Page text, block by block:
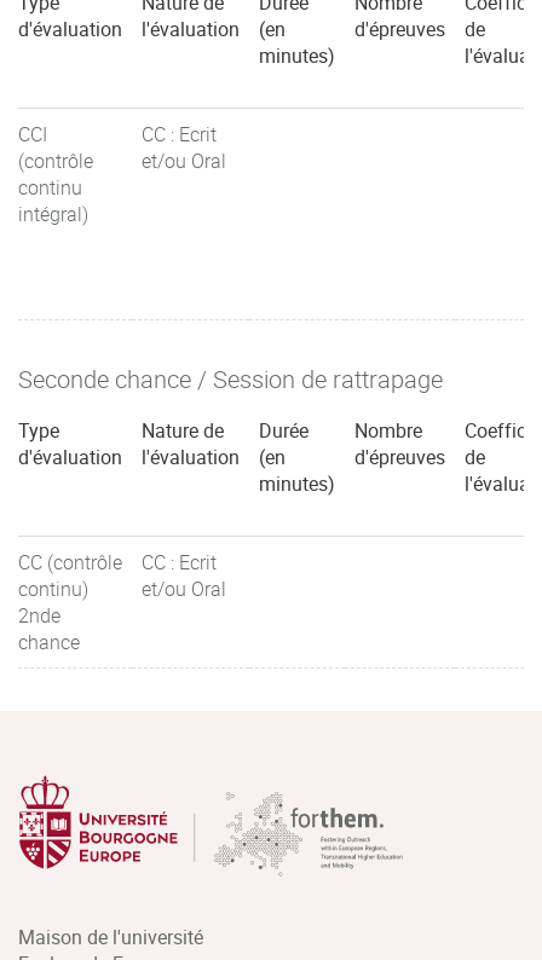
d'évaluation
l'évaluation
(en
minutes)
d'épreuves
de
CCI
(contrôle
continu
intégral)
CC : Ecrit
et/ou Oral
Seconde chance / Session de rattrapage
Type
d'évaluation
Nature de
l'évaluation
Durée
(en
minutes)
Nombre
d'épreuves
de
CC (contrôle
continu)
2nde
chance
CC : Ecrit
et/ou Oral
Maison de l'université